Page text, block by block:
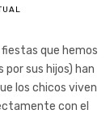
que hemos
sus hijos) han
los chicos viven
con el